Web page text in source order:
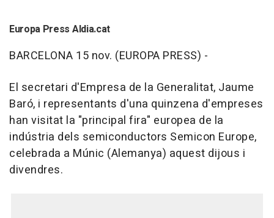
Europa Press Aldia.cat
BARCELONA 15 nov. (EUROPA PRESS) -
El secretari d'Empresa de la Generalitat, Jaume
Baró, i representants d'una quinzena d'empreses
han visitat la "principal fira" europea de la
indústria dels semiconductors Semicon Europe,
celebrada a Múnic (Alemanya) aquest dijous i
divendres.